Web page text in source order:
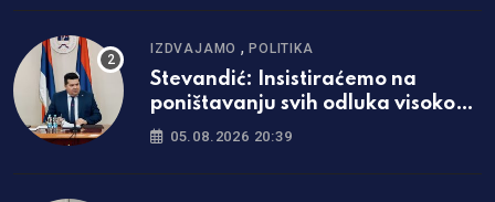
IZDVAJAMO ,POLITIKA
Stevandić: Insistiraćemo na
poništavanju svih odluka visokog
predstavnika
05.08.2026 20:39